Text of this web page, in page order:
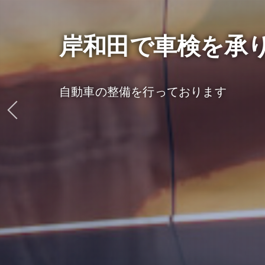
岸和田で車検を承
自動車の整備を行っております